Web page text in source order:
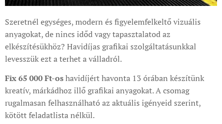
Szeretnél egységes, modern és figyelemfelkeltő vizuális
anyagokat, de nincs időd vagy tapasztalatod az
elkészítésükhöz? Havidíjas grafikai szolgáltatásunkkal
levesszük ezt a terhet a válladról.
Fix 65 000 Ft-oshavidíjért havonta 13 órában készítünk
kreatív, márkádhoz illő grafikai anyagokat. A csomag
rugalmasan felhasználható az aktuális igényeid szerint,
kötött feladatlista nélkül.